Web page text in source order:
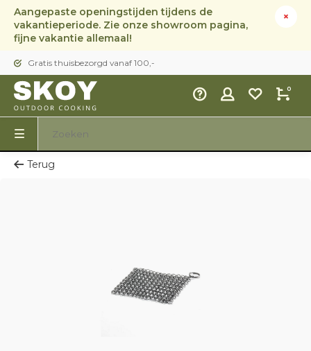
Aangepaste openingstijden tijdens de
vakantieperiode. Zie onze showroom pagina,
fijne vakantie allemaal!
Gratis thuisbezorgd vanaf 100,-
0
Terug